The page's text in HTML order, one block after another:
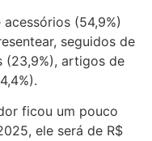
(54,9%)
seguidos de
(23,9%), artigos de
ficou um pouco
ele será de R$